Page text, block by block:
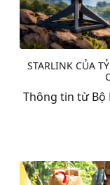
STARLINK CỦA
Thông tin từ Bộ